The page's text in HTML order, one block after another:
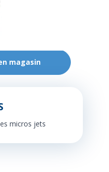
être disponible
magasin
micros jets